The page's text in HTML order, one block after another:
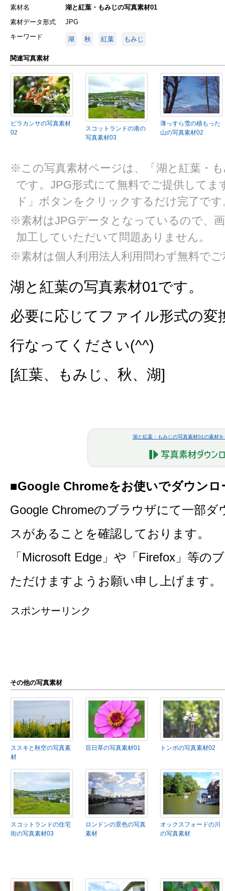
素材名
湖と紅葉・もみじの写真素材01
素材データ形式
JPG
キーワード
湖 秋 紅葉 もみじ
関連写真素材
ピラカンサの写真素材
02
スコットランドの港の
写真素材03
薄っすら雪の積もった
山の写真素材02
※この写真素材ページは、「湖と紅葉・
です。JPG形式にて無料でご提供してま
ド」ボタンをクリックするだけ完了です
※素材はJPGデータとなっているので、
加工していただいて問題ありません。
※素材は個人利用法人利用問わず無料で
湖と紅葉の写真素材01です。
必要に応じてファイル形式の変
行なってください(^^)
[紅葉、もみじ、秋、湖]
湖と紅葉・もみじの写真素材01の素材
■Google Chromeをお使いでダウンロ
Google Chromeのブラウザにて一部
スがあることを確認しております。
「Microsoft Edge」や「Firefox」等の
ただけますようお願い申し上げます。
スポンサーリンク
その他の写真素材
ススキと秋空の写真素
材
百日草の写真素材01 トンボの写真素材02
スコットランドの住宅
街の写真素材03
ロンドンの景色の写真
素材
オックスフォードの川
の写真素材